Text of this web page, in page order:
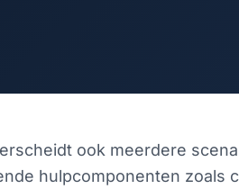
ook meerdere
hulpcomponenten